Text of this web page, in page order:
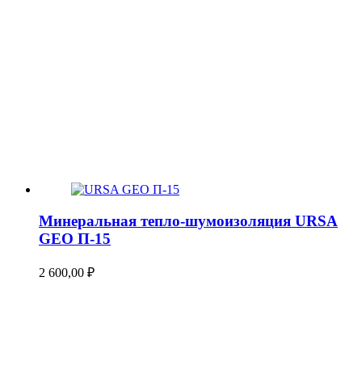
Минеральная тепло-шумоизоляция URSA
GEO П-15
2 600,00 ₽